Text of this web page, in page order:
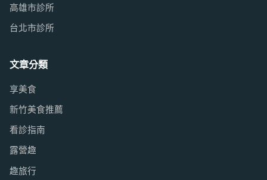
高雄市診所
台北市診所
文章分類
享美食
新竹美食推薦
看診指南
露營趣
趣旅行